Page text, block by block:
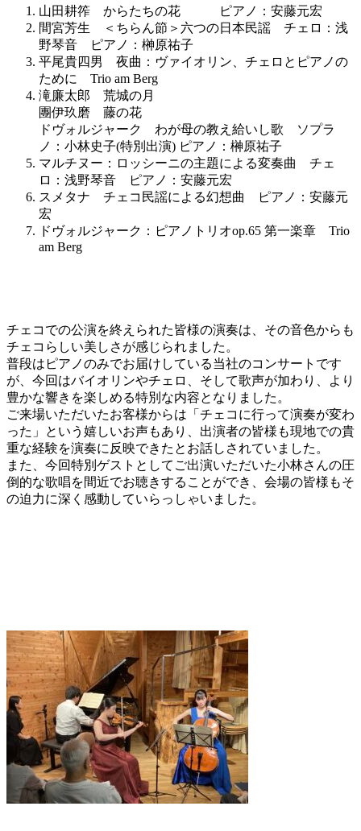
山田耕筰 からたちの花 ピアノ：安藤元宏
間宮芳生 ＜ちらん節＞六つの日本民謡 チェロ：浅
野琴音 ピアノ：榊原祐子
平尾貴四男 夜曲：ヴァイオリン、チェロとピアノの
ために Trio am Berg
滝廉太郎 荒城の月
團伊玖磨 藤の花
ドヴォルジャーク わが母の教え給いし歌 ソプラ
ノ：小林史子(特別出演) ピアノ：榊原祐子
マルチヌー：ロッシーニの主題による変奏曲 チェ
ロ：浅野琴音 ピアノ：安藤元宏
スメタナ チェコ民謡による幻想曲 ピアノ：安藤元
宏
ドヴォルジャーク：ピアノトリオop.65 第一楽章 Trio
am Berg
チェコでの公演を終えられた皆様の演奏は、その音色からも
チェコらしい美しさが感じられました。
普段はピアノのみでお届けしている当社のコンサートです
が、今回はバイオリンやチェロ、そして歌声が加わり、より
豊かな響きを楽しめる特別な内容となりました。
ご来場いただいたお客様からは「チェコに行って演奏が変わ
った」という嬉しいお声もあり、出演者の皆様も現地での貴
重な経験を演奏に反映できたとお話しされていました。
また、今回特別ゲストとしてご出演いただいた小林さんの圧
倒的な歌唱を間近でお聴きすることができ、会場の皆様もそ
の迫力に深く感動していらっしゃいました。